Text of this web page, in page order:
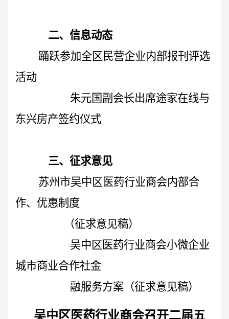
二、信息动态
踊跃参加全区民营企业内部报刊评选
活动
朱元国副会长出席途家在线与
东兴房产签约仪式
三、征求意见
苏州市吴中区医药行业商会内部合
作、优惠制度
（征求意见稿）
吴中区医药行业商会小微企业
城市商业合作社金
融服务方案（征求意见稿）
吴中区医药行业商会召开二届五